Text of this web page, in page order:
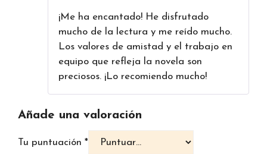
¡Me ha encantado! He disfrutado
mucho de la lectura y me reído mucho.
Los valores de amistad y el trabajo en
equipo que refleja la novela son
preciosos. ¡Lo recomiendo mucho!
Añade una valoración
Tu puntuación *